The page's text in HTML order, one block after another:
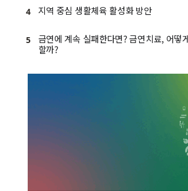
4 지역 중심 생활체육 활성화 방안
5
금연에 계속 실패한다면? 금연치료, 어떻
할까?